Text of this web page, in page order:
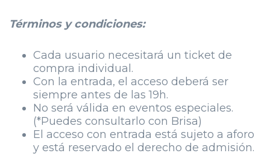
Términos y condiciones:
Cada usuario necesitará un ticket de
compra individual.
Con la entrada, el acceso deberá ser
siempre antes de las 19h.
No será válida en eventos especiales.
(*Puedes consultarlo con Brisa)
El acceso con entrada está sujeto a aforo
y está reservado el derecho de admisión.